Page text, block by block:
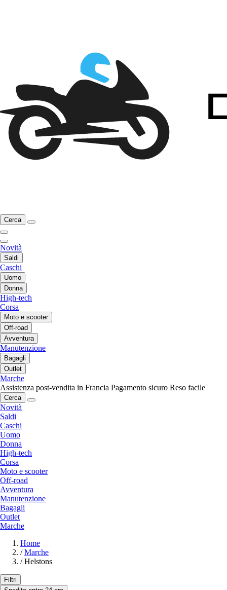
Cerca
Novità
Saldi
Caschi
Uomo
Donna
High-tech
Corsa
Moto e scooter
Off-road
Avventura
Manutenzione
Bagagli
Outlet
Marche
Assistenza post-vendita in Francia Pagamento sicuro Reso facile
Cerca
Novità
Saldi
Caschi
Uomo
Donna
High-tech
Corsa
Moto e scooter
Off-road
Avventura
Manutenzione
Bagagli
Outlet
Marche
Home
/ Marche
/ Helstons
Filtri